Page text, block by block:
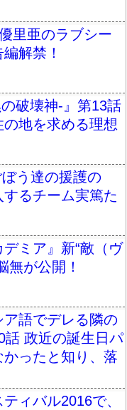
里亜のラブシー
解禁！
の破壊神-』第13話
地を求める理想
ぼう達の援護の
るチーム実篤た
デミア』新“敵（ヴ
無が公開！
ア語でデレる隣の
話 政近の誕生日パ
ったと知り、落
ィバル2016で、